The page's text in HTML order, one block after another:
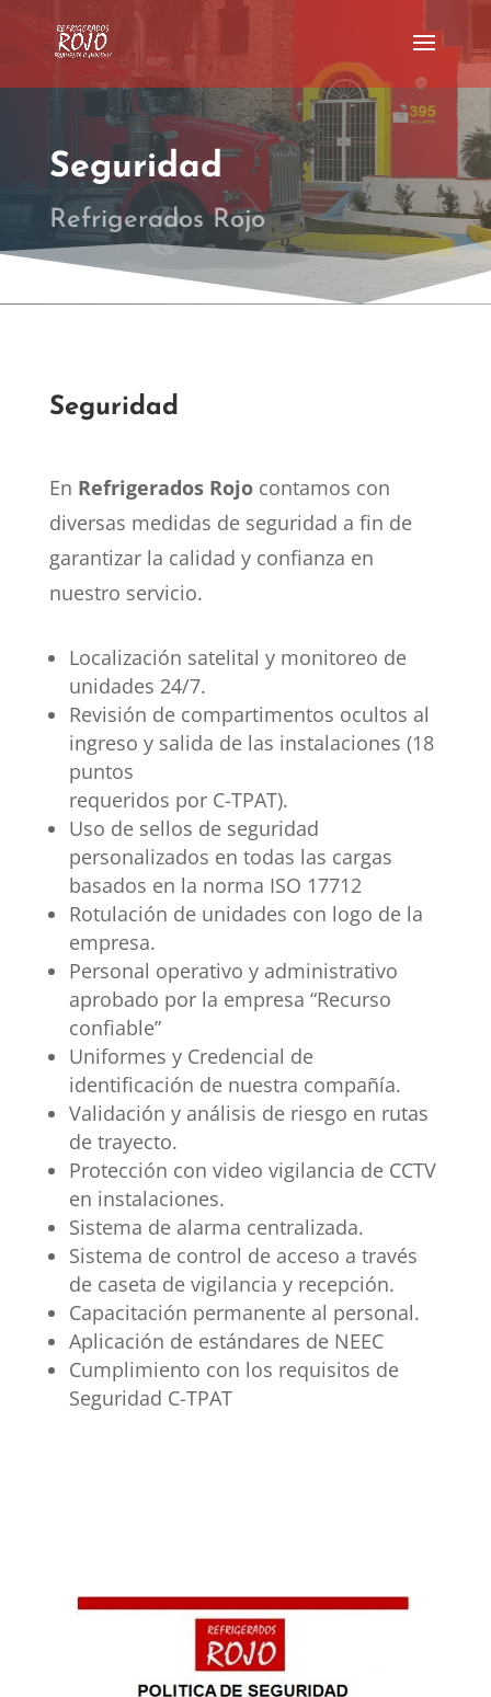
Seguridad
Refrigerados Rojo
Seguridad
En Refrigerados Rojocontamos con
diversas medidas de seguridad a fin de
garantizar la calidad y confianza en
nuestro servicio.
Localización satelital y monitoreo de
unidades 24/7.
Revisión de compartimentos ocultos al
ingreso y salida de las instalaciones (18
puntos
requeridos por C-TPAT).
Uso de sellos de seguridad
personalizados en todas las cargas
basados en la norma ISO 17712
Rotulación de unidades con logo de la
empresa.
Personal operativo y administrativo
aprobado por la empresa “Recurso
confiable”
Uniformes y Credencial de
identificación de nuestra compañía.
Validación y análisis de riesgo en rutas
de trayecto.
Protección con video vigilancia de CCTV
en instalaciones.
Sistema de alarma centralizada.
Sistema de control de acceso a través
de caseta de vigilancia y recepción.
Capacitación permanente al personal.
Aplicación de estándares de NEEC
Cumplimiento con los requisitos de
Seguridad C-TPAT